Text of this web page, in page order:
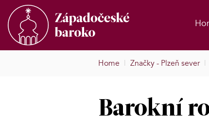
Home | Značky - Plzeň sever |
Barokní